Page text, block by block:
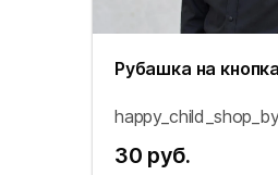
Рубашка на
30 руб.